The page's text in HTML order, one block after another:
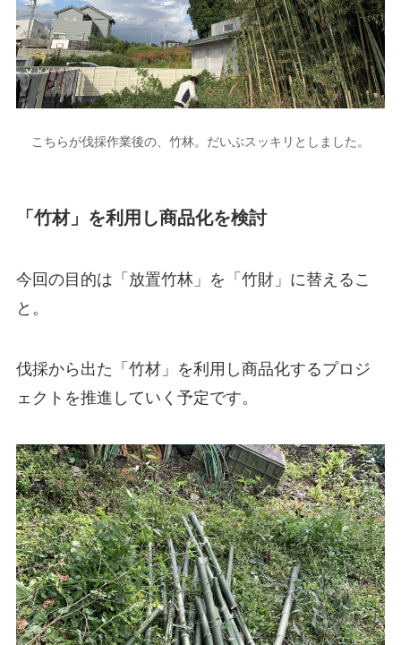
こちらが伐採作業後の、竹林。だいぶスッキリとしました。
「竹材」を利用し商品化を検討
今回の目的は「放置竹林」を「竹財」に替えるこ
と。
伐採から出た「竹材」を利用し商品化するプロジ
ェクトを推進していく予定です。